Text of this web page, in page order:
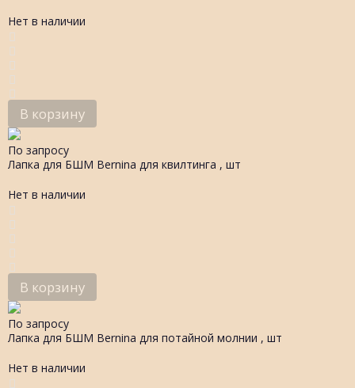
Нет в наличии
В корзину
По запросу
Лапка для БШМ Bernina для квилтинга , шт
Нет в наличии
В корзину
По запросу
Лапка для БШМ Bernina для потайной молнии , шт
Нет в наличии